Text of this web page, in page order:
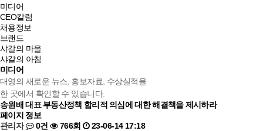
미디어
CEO칼럼
채용정보
브랜드
샤갈의 마을
샤갈의 아침
미디어
대영의 새로운 뉴스, 홍보자료, 수상실적을
한 곳에서 확인할 수 있습니다.
송원배 대표 부동산정책 합리적 의심에 대한 해결책을 제시하라
페이지 정보
관리자
0건 766회
23-06-14 17:18